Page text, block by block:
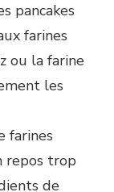
pancakes
farines
ou la farine
les
farines
repos trop
de